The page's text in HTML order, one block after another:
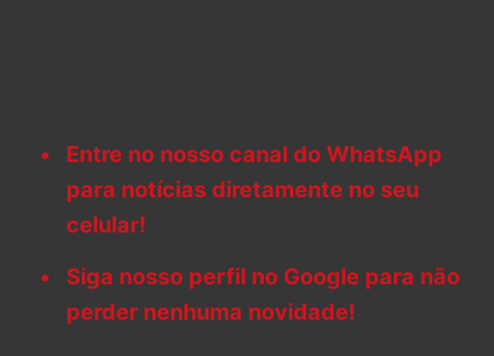
Entre no nosso canal do WhatsApp
para notícias diretamente no seu
celular!
Siga nosso perfil no Google para não
perder nenhuma novidade!